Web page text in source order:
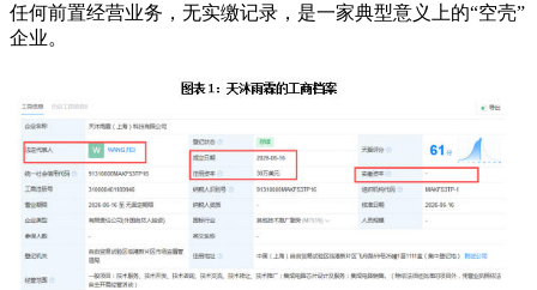
任何前置经营业务，无实缴记录，是一家典型意义上的“空壳”
企业。